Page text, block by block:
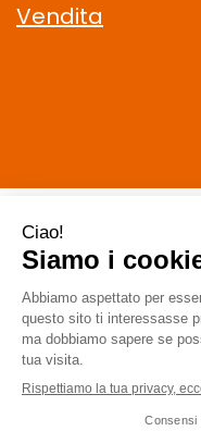
Vendita
CELIACHIAMO.COM
staff @
Prenofa